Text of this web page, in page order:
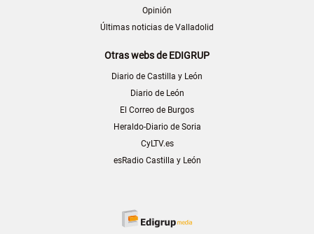
Opinión
Últimas noticias de Valladolid
Otras webs de EDIGRUP
Diario de Castilla y León
Diario de León
El Correo de Burgos
Heraldo-Diario de Soria
CyLTV.es
esRadio Castilla y León